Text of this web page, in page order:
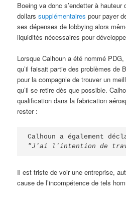
Boeing va donc s’endetter à hauteur
dollarssupplémentaires pour payer
ses dépenses de lobbying alors
liquidités nécessaires pour
Lorsque Calhoun a été nommé
qu’il faisait partie des problèmes de
pour la compagnie de trouver un
qu’il se retire dès que possible.
qualification dans la fabrication
rester :
"J'ai l'intention de
Il est triste de voir une entreprise,
cause de l’incompétence de tels